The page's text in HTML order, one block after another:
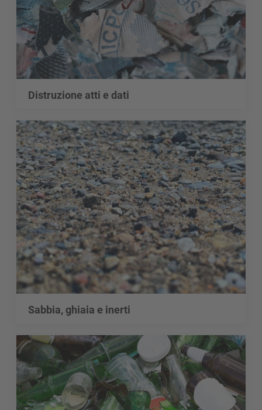
Distruzione atti e dati
Sabbia, ghiaia e inerti